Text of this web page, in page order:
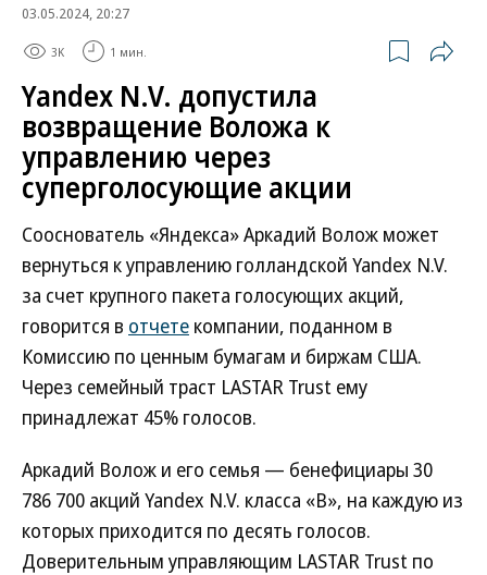
03.05.2024, 20:27
3K 1 мин.
Yandex N.V. допустила
возвращение Воложа к
управлению через
суперголосующие акции
Сооснователь «Яндекса» Аркадий Волож может
вернуться к управлению голландской Yandex N.V.
за счет крупного пакета голосующих акций,
говорится в отчете компании, поданном в
Комиссию по ценным бумагам и биржам США.
Через семейный траст LASTAR Trust ему
принадлежат 45% голосов.
Аркадий Волож и его семья — бенефициары 30
786 700 акций Yandex N.V. класса «В», на каждую из
которых приходится по десять голосов.
Доверительным управляющим LASTAR Trust по